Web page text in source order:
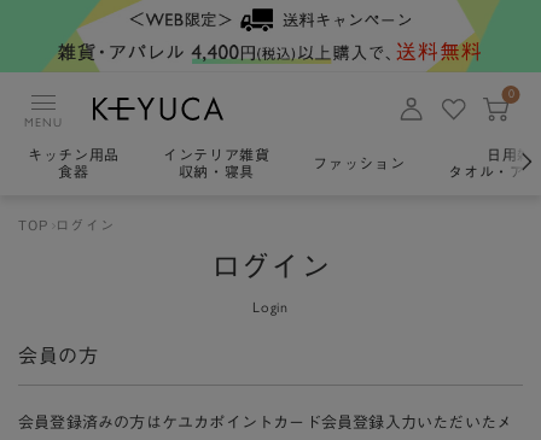
MENU
0
キッチン用品
食器
インテリア雑貨
収納・寝具
ファッション
日用雑
タオル・ア
TOP ログイン
ログイン
Login
会員の方
会員登録済みの方はケユカポイントカード会員登録入力いただいたメ